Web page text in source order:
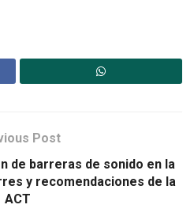
Post
de barreras de sonido en la
y recomendaciones de la
ACT